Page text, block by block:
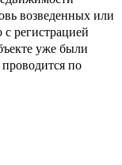
возведенных или
регистрацией
уже были
по